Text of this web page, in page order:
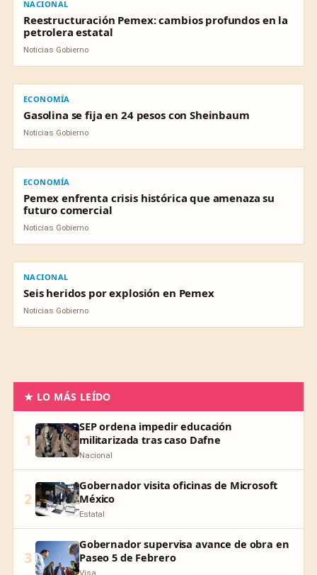
NACIONAL
Reestructuración Pemex: cambios profundos en la
petrolera estatal
Noticias Gobierno
ECONOMÍA
Gasolina se fija en 24 pesos con Sheinbaum
Noticias Gobierno
ECONOMÍA
Pemex enfrenta crisis histórica que amenaza su
futuro comercial
Noticias Gobierno
NACIONAL
Seis heridos por explosión en Pemex
Noticias Gobierno
★ LO MÁS LEÍDO
1
SEP ordena impedir educación
militarizada tras caso Dafne
Nacional
2
Gobernador visita oficinas de Microsoft
México
Estatal
3
Gobernador supervisa avance de obra en
Paseo 5 de Febrero
Visa